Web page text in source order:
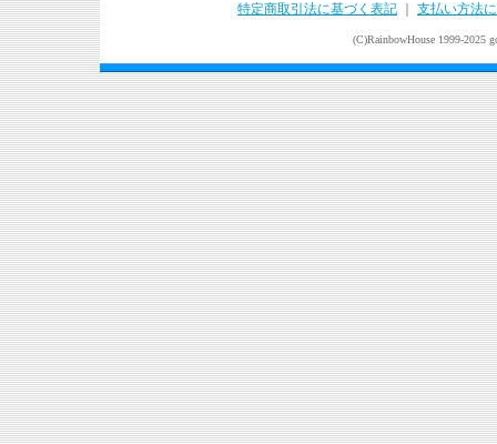
特定商取引法に基づく表記 支払い方法
(C)RainbowHouse 1999-2025